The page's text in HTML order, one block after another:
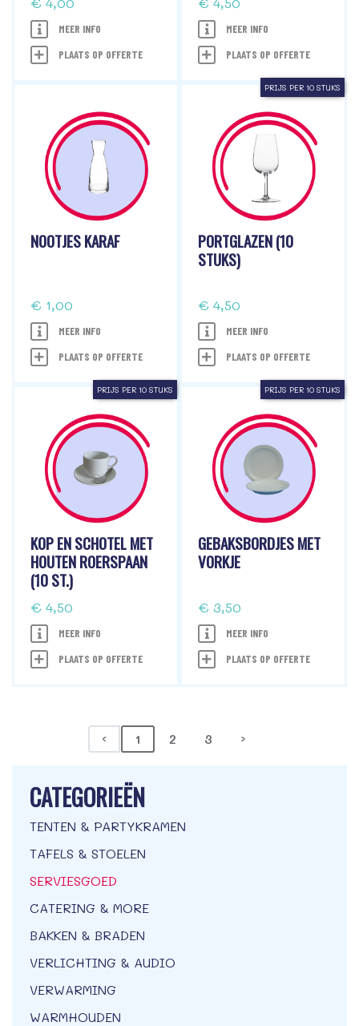
CATEGORIEËN
TENTEN & PARTYKRAMEN
TAFELS & STOELEN
SERVIESGOED
CATERING & MORE
BAKKEN & BRADEN
VERLICHTING & AUDIO
VERWARMING
WARMHOUDEN
MEER INFO
PLAATS OP OFFERTE
MEER INFO
PLAATS OP OFFERTE
NOOTJES KARAF
€ 1,00
MEER INFO
PLAATS OP OFFERTE
PRIJS PER 10 STUKS
PORTGLAZEN (10
STUKS)
€ 4,50
MEER INFO
PLAATS OP OFFERTE
PRIJS PER 10 STUKS
KOP EN SCHOTEL MET
HOUTEN ROERSPAAN
(10 ST.)
€ 4,50
MEER INFO
PLAATS OP OFFERTE
PRIJS PER 10 STUKS
GEBAKSBORDJES MET
VORKJE
€ 3,50
MEER INFO
PLAATS OP OFFERTE
‹ 1 2 3 ›